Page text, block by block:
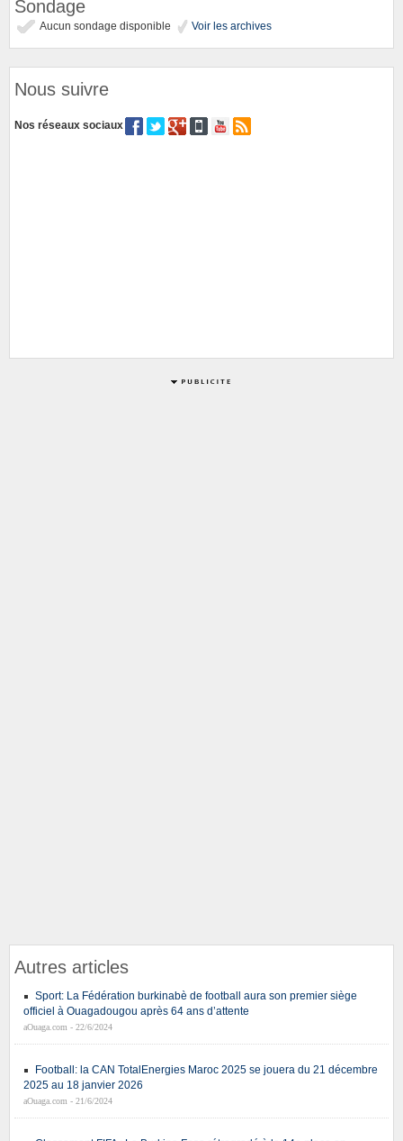
Sondage
Aucun sondage disponible Voir les archives
Nous suivre
Nos réseaux sociaux
Autres articles
Sport: La Fédération burkinabè de football aura son premier siège
officiel à Ouagadougou après 64 ans d’attente
aOuaga.com - 22/6/2024
Football: la CAN TotalEnergies Maroc 2025 se jouera du 21 décembre
2025 au 18 janvier 2026
aOuaga.com - 21/6/2024